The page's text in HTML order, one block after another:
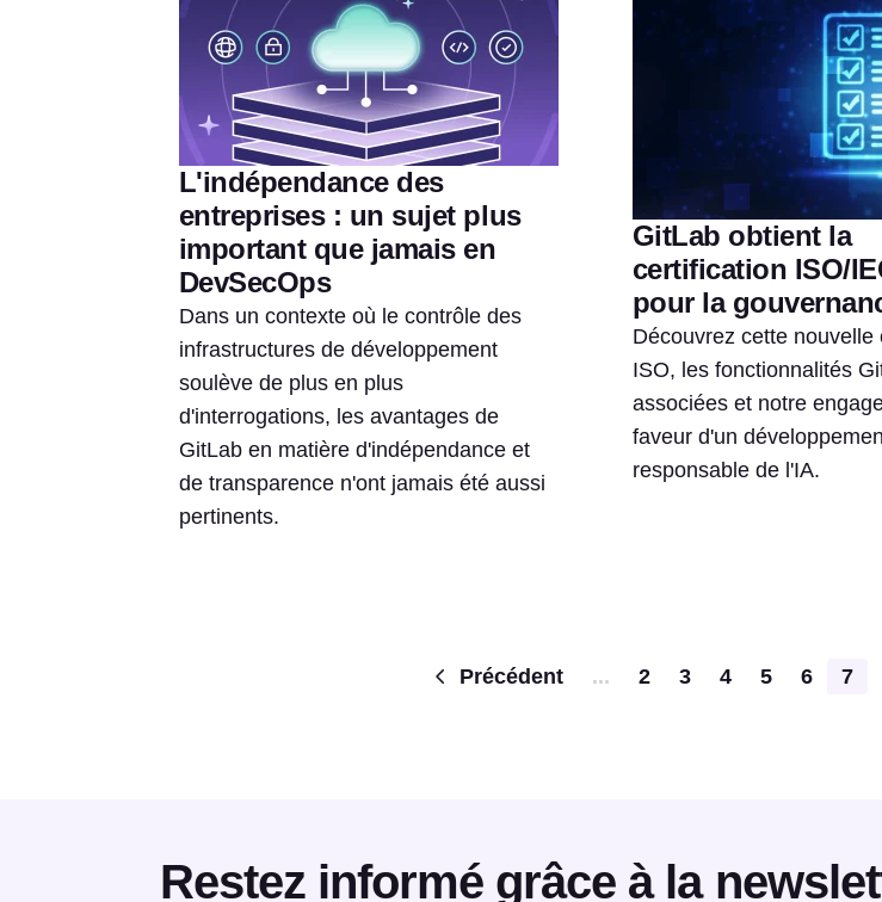
L'indépendance des
entreprises : un sujet plus
important que jamais en
DevSecOps
Dans un contexte où le contrôle des
infrastructures de développement
soulève de plus en plus
d'interrogations, les avantages de
GitLab en matière d'indépendance et
de transparence n'ont jamais été aussi
pertinents.
GitLab obtient la
certification ISO/
pour la
Découvrez cette nouvelle
ISO, les fonctionnalités
associées et notre
faveur d'un
responsable de l'IA.
Précédent ... 2 3 4 5 6 7
Restez informé grâce à la